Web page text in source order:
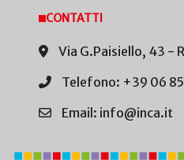
CONTATTI
Via G.Paisiello, 43 -
Telefono: +39 06
Email: info@inca.it